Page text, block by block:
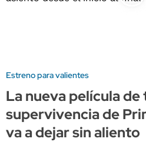
Estreno para valientes
La nueva película
supervivencia de
va a dejar sin aliento